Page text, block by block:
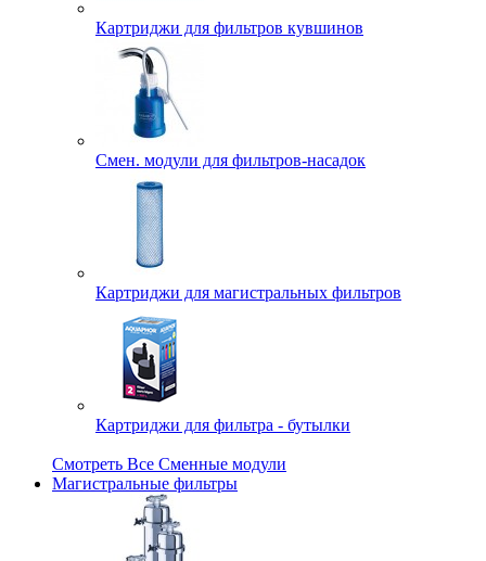
Картриджи для фильтров кувшинов
Смен. модули для фильтров-насадок
Картриджи для магистральных фильтров
Картриджи для фильтра - бутылки
Смотреть Все Сменные модули
Магистральные фильтры